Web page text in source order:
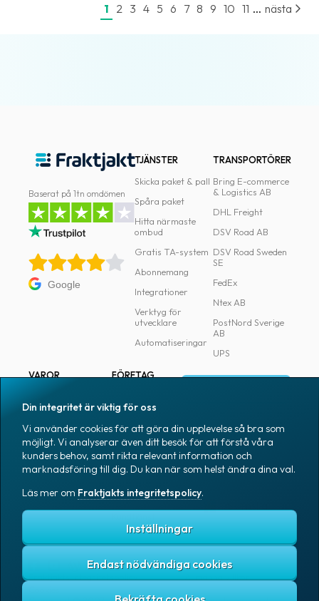
1 2 3 4 5 6 7 8 9 10 11 ... nästa
Baserat på 1tn omdömen
Google
TJÄNSTER
Skicka paket & pall
Spåra paket
Hitta närmaste
ombud
Gratis TA-system
Abonnemang
Integrationer
Verktyg för
utvecklare
Automatiseringar
TRANSPORTÖRER
Bring E-commerce
& Logistics AB
DHL Freight
DSV Road AB
DSV Road Sweden
SE
FedEx
Ntex AB
PostNord Sverige
AB
UPS
VAROR
Märkning
Emballage
Emballagetillbehör
Kontorsvaror
FÖRETAG
Pressrum
Medarbetare
Jobb & karriär
Nyhetsarkiv
Blogg
Skapa konto
Fraktjakts integritetspolicy
Allmänna villkor
Din integritet är viktig för oss
Vi använder cookies för att göra din upplevelse så bra som
möjligt. Vi analyserar även ditt besök för att förstå våra
kunders behov, samt rikta relevant information och
marknadsföring till dig. Du kan när som helst ändra dina val.
Läs mer om Fraktjakts integritetspolicy.
Inställningar
Endast nödvändiga cookies